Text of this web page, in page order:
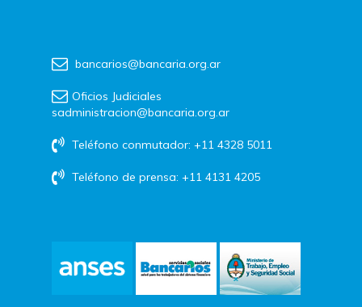
bancarios@bancaria.org.ar
Oficios Judiciales
sadministracion@bancaria.org.ar
Teléfono conmutador: +11 4328 5011
Teléfono de prensa: +11 4131 4205